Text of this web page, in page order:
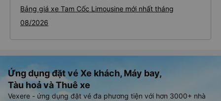
Bảng giá xe Tam Cốc Limousine mới nhất tháng
08/2026
Ứng dụng đặt vé Xe khách, Máy bay,
Tàu hoả và Thuê xe
Vexere - ứng dụng đặt vé đa phương tiện với hơn 3000+ nhà